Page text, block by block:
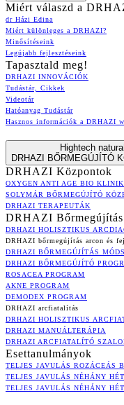
Miért válaszd a
dr Házi Edina
Miért különleges a DRHAZI?
Minősítéseink
Legújabb fejlesztéseink
Tapasztald meg!
DRHAZI INNOVÁCIÓK
Tudástár, Cikkek
Videotár
Hatóanyag Tudástár
Hasznos információk a DRHAZI
Hightech natural
DRHAZI BŐRMEGÚJÍTÓ
DRHAZI Központok
OXYGEN ANTI AGE BIO
SOLYMÁR BŐRMEGÚJÍTÓ
DRHAZI TERAPEUTÁK
DRHAZI Bőrmegújítás
DRHAZI HOLISZTIKUS
DRHAZI bőrmegújítás arcon és
DRHAZI BŐRMEGÚJÍTÁS
DRHAZI BŐRMEGÚJÍTÓ
ROSACEA PROGRAM
AKNE PROGRAM
DEMODEX PROGRAM
DRHAZI arcfiatalítás
DRHAZI HOLISZTIKUS
DRHAZI MANUÁLTERÁPIA
DRHAZI ARCFIATALÍTÓ
Esettanulmányok
TELJES JAVULÁS ROZÁCEÁS
TELJES JAVULÁS NÉHÁNY
TELJES JAVULÁS NÉHÁNY